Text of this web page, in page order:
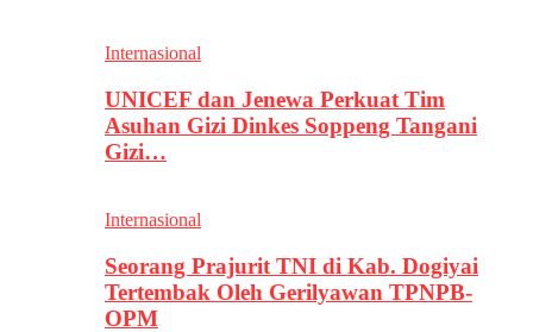
Internasional
UNICEF dan Jenewa Perkuat Tim
Asuhan Gizi Dinkes Soppeng Tangani
Gizi…
Internasional
Seorang Prajurit TNI di Kab. Dogiyai
Tertembak Oleh Gerilyawan TPNPB-
OPM